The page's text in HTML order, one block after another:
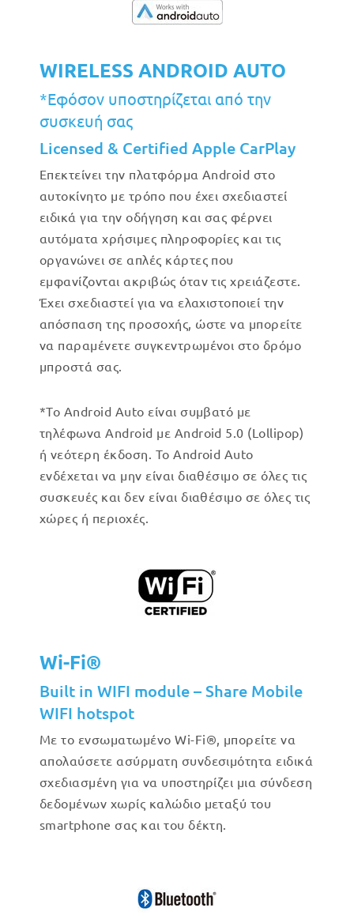
WIRELESS ANDROID AUTO
*Εφόσον υποστηρίζεται από την
συσκευή σας
Licensed & Certified Apple CarPlay
Επεκτείνει την πλατφόρμα Android στο
αυτοκίνητο με τρόπο που έχει σχεδιαστεί
ειδικά για την οδήγηση και σας φέρνει
αυτόματα χρήσιμες πληροφορίες και τις
οργανώνει σε απλές κάρτες που
εμφανίζονται ακριβώς όταν τις χρειάζεστε.
Έχει σχεδιαστεί για να ελαχιστοποιεί την
απόσπαση της προσοχής, ώστε να μπορείτε
να παραμένετε συγκεντρωμένοι στο δρόμο
μπροστά σας.
*Το Android Auto είναι συμβατό με
τηλέφωνα Android με Android 5.0 (Lollipop)
ή νεότερη έκδοση. Το Android Auto
ενδέχεται να μην είναι διαθέσιμο σε όλες τις
συσκευές και δεν είναι διαθέσιμο σε όλες τις
χώρες ή περιοχές.
Wi-Fi®
Built in WIFI module – Share Mobile
WIFI hotspot
Με το ενσωματωμένο Wi-Fi®, μπορείτε να
απολαύσετε ασύρματη συνδεσιμότητα ειδικά
σχεδιασμένη για να υποστηρίζει μια σύνδεση
δεδομένων χωρίς καλώδιο μεταξύ του
smartphone σας και του δέκτη.